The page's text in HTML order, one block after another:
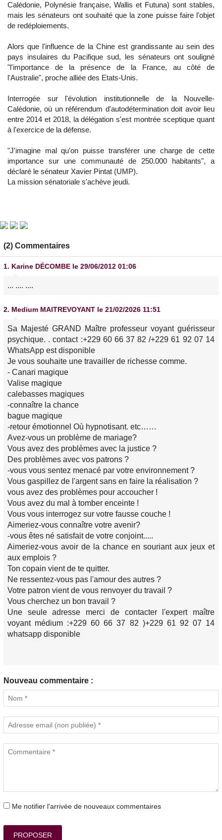
Calédonie, Polynésie française, Wallis et Futuna) sont stables,
mais les sénateurs ont souhaité que la zone puisse faire l'objet
de redéploiements.
Alors que l'influence de la Chine est grandissante au sein des
pays insulaires du Pacifique sud, les sénateurs ont souligné
"l'importance de la présence de la France, au côté de
l'Australie", proche alliée des Etats-Unis.
Interrogée sur l'évolution institutionnelle de la Nouvelle-
Calédonie, où un référendum d'autodétermination doit avoir lieu
entre 2014 et 2018, la délégation s'est montrée sceptique quant
à l'exercice de la défense.
"J'imagine mal qu'on puisse transférer une charge de cette
importance sur une communauté de 250.000 habitants", a
déclaré le sénateur Xavier Pintat (UMP).
La mission sénatoriale s'achève jeudi.
(2) Commentaires
1. Karine DÉCOMBE le 29/06/2012 01:06
... .... ....
2. Medium MAITREVOYANT le 21/02/2026 11:51
Sa Majesté GRAND Maître professeur voyant guérisseur
psychique. . contact :+229 60 66 37 82 /+229 61 92 07 14
WhatsApp est disponible
Je vous souhaite une travailler de richesse comme.
- Canari magique
Valise magique
calebasses magiques
-connaître la chance
bague magique
-retour émotionnel Où hypnotisant. etc……
Avez-vous un problème de mariage?
Vous avez des problèmes avec la justice ?
Des problèmes avec vos patrons ?
-vous vous sentez menacé par votre environnement ?
Vous gaspillez de l'argent sans en faire la réalisation ?
vous avez des problèmes pour accoucher !
Vous avez du mal à tomber enceinte !
Vous vous interrogez sur votre fausse couche !
Aimeriez-vous connaître votre avenir?
-vous êtes né satisfait de votre conjoint.....
Aimeriez-vous avoir de la chance en souriant aux jeux et
aux emplois ?
Ton copain vient de te quitter.
Ne ressentez-vous pas l'amour des autres ?
Votre patron vient de vous renvoyer du travail ?
Vous cherchez un bon travail ?
Une seule adresse merci de contacter l'expert maître
voyant médium :+229 60 66 37 82 )+229 61 92 07 14
whatsapp disponible
Nouveau commentaire :
Me notifier l'arrivée de nouveaux commentaires
PROPOSER